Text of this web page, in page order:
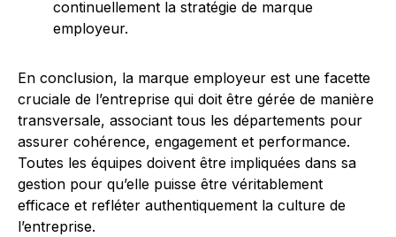
continuellement la stratégie de marque
employeur.
En conclusion, la marque employeur est une facette
cruciale de l’entreprise qui doit être gérée de manière
transversale, associant tous les départements pour
assurer cohérence, engagement et performance.
Toutes les équipes doivent être impliquées dans sa
gestion pour qu’elle puisse être véritablement
efficace et refléter authentiquement la culture de
l’entreprise.